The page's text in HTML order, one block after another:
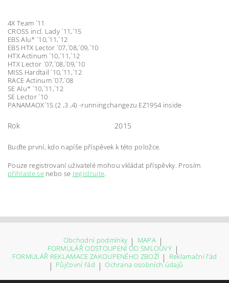
4X Team ´11
CROSS incl. Lady ´11,´15
EBS Alu* ´10,´11,´12
EBS HTX Lector ´07,´08,´09,´10
HTX Actinum ´10,´11,´12
HTX Lector ´07,´08,´09,´10
MISS Hardtail ´10,´11,´12
RACE Actinum ´07,´08
SE Alu* ´10,´11,´12
SE Lector ´10
PANAMAOX´15 (2 ,3 ,4) -runningchangezu EZ1954 inside
Rok 2015
Buďte první, kdo napíše příspěvek k této položce.
Pouze registrovaní uživatelé mohou vkládat příspěvky. Prosím
přihlaste senebo se registrujte.
Obchodní podmínky | MAPA |
FORMULÁŘ ODSTOUPENÍ OD SMLOUVY |
FORMULÁŘ REKLAMACE ZAKOUPENÉHO ZBOŽÍ | Reklamační řád
| Půjčovní řád | Ochrana osobních údajů